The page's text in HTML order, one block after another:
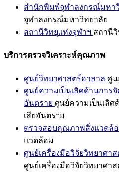
สำนักพิมพ์จุฬาลงกรณ์มหา
จุฬาลงกรณ์มหาวิทยาลัย
สถานีวิทยุแห่งจุฬาฯ สถานี
บริการตรวจวิเคราะห์คุณภาพ
ศูนย์วิทยาศาสตร์ฮาลาล ศูน
ศูนย์ความเป็นเลิศด้านการ
อันตราย ศูนย์ความเป็นเลิศ
เสียอันตราย
ตรวจสอบคุณภาพสิ่งแวดล้
แวดล้อม
ศูนย์เครื่องมือวิจัยวิทยาศาส
ศูนย์เครื่องมือวิจัยวิทยาศาส